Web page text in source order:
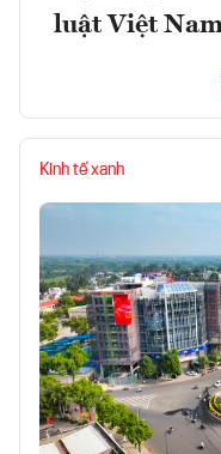
luật Việt
Kinh tế xanh